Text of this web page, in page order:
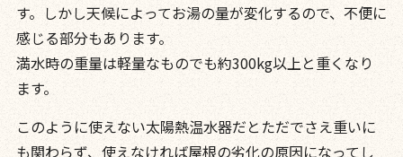
す。しかし天候によってお湯の量が変化するので、不便に
感じる部分もあります。
満水時の重量は軽量なものでも約300kg以上と重くなり
ます。
このように使えない太陽熱温水器だとただでさえ重いに
も関わらず、使えなければ屋根の劣化の原因になってし